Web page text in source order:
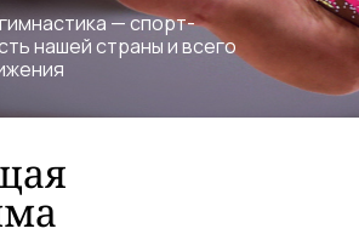
— спорт-
нашей страны и всего